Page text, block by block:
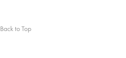
Back to Top